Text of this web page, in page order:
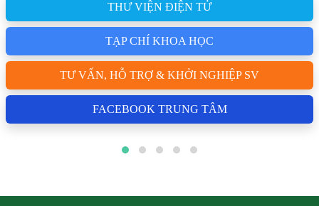
THƯ VIỆN ĐIỆN TỬ
TẠP CHÍ KHOA HỌC
TƯ VẤN, HỖ TRỢ & KHỞI NGHIỆP SV
FACEBOOK TRUNG TÂM